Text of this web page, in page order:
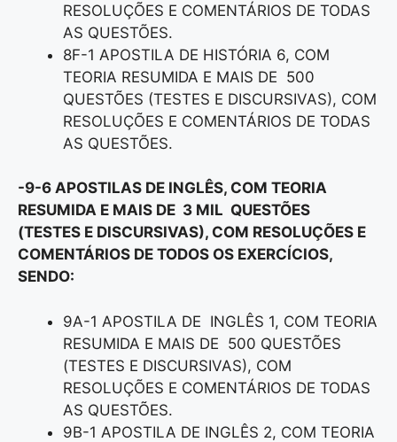
RESOLUÇÕES E COMENTÁRIOS DE TODAS
AS QUESTÕES.
8F-1 APOSTILA DE HISTÓRIA 6, COM
TEORIA RESUMIDA E MAIS DE 500
QUESTÕES (TESTES E DISCURSIVAS), COM
RESOLUÇÕES E COMENTÁRIOS DE TODAS
AS QUESTÕES.
-9-6 APOSTILAS DE INGLÊS, COM TEORIA
RESUMIDA E MAIS DE 3 MIL QUESTÕES
(TESTES E DISCURSIVAS), COM RESOLUÇÕES E
COMENTÁRIOS DE TODOS OS EXERCÍCIOS,
SENDO:
9A-1 APOSTILA DE INGLÊS 1, COM TEORIA
RESUMIDA E MAIS DE 500 QUESTÕES
(TESTES E DISCURSIVAS), COM
RESOLUÇÕES E COMENTÁRIOS DE TODAS
AS QUESTÕES.
9B-1 APOSTILA DE INGLÊS 2, COM TEORIA